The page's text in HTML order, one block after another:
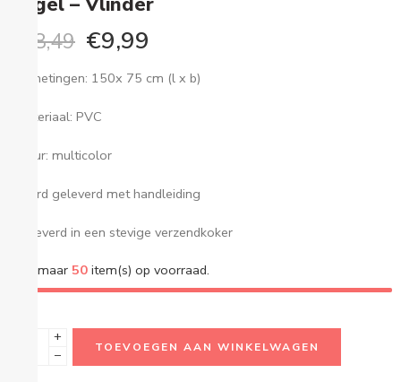
18,49 €9,99
· Afmetingen: 150x 75 cm (l x b)
· Materiaal: PVC
· Kleur: multicolor
· Word geleverd met handleiding
· Geleverd in een stevige verzendkoker
Nog maar 50 item(s) op voorraad.
+
−
TOEVOEGEN AAN WINKELWAGEN